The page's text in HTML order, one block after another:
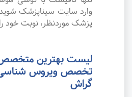
وارد سایت سیناپزشک
پزشک موردنظر، نوبت خود را
لیست بهترین
تخصص ویروس
گراش